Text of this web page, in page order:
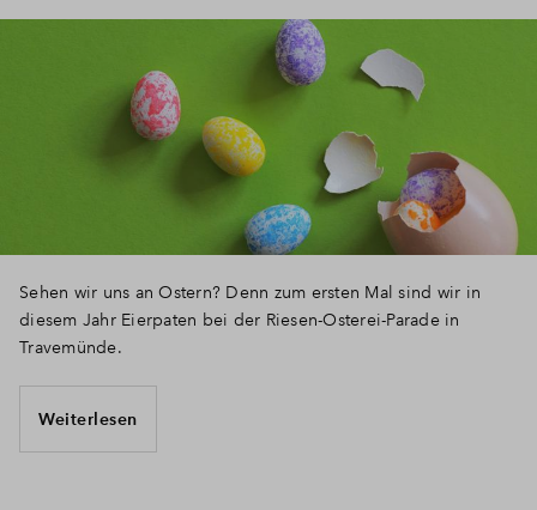
Sehen wir uns an Ostern? Denn zum ersten Mal sind wir in
diesem Jahr Eierpaten bei der Riesen-Osterei-Parade in
Travemünde.
Weiterlesen